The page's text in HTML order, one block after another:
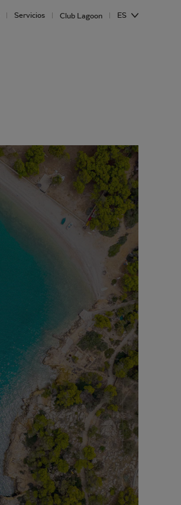
Servicios Club Lagoon ES